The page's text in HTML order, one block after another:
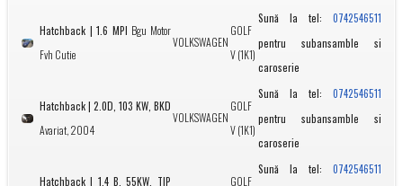
Hatchback | 1.6 MPI Bgu Motor
Fvh Cutie
VOLKSWAGEN
GOLF
V (1K1)
Sună la tel: 0742546511
pentru subansamble si
caroserie
Hatchback | 2.0D, 103 KW, BKD
Avariat, 2004
VOLKSWAGEN
GOLF
V (1K1)
Sună la tel: 0742546511
pentru subansamble si
caroserie
Hatchback | 1.4 B, 55KW, TIP
GOLF
Sună la tel: 0742546511